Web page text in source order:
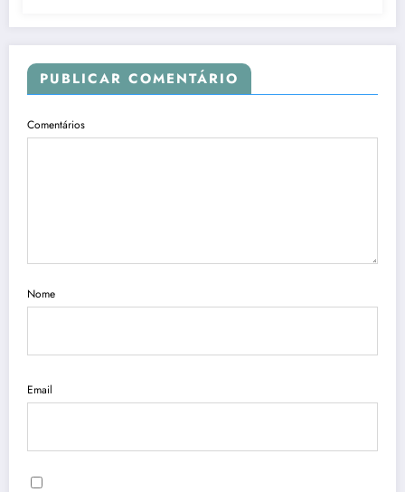
PUBLICAR COMENTÁRIO
Comentários
Nome
Email